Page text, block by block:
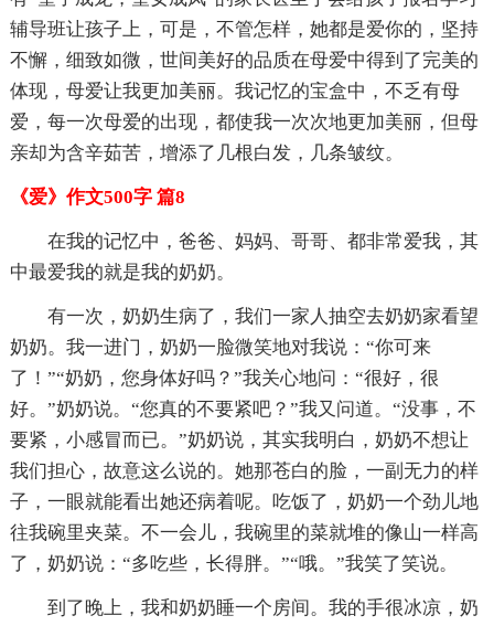
辅导班让孩子上，可是，不管怎样，她都是爱你的，坚持
不懈，细致如微，世间美好的品质在母爱中得到了完美的
体现，母爱让我更加美丽。我记忆的宝盒中，不乏有母
爱，每一次母爱的出现，都使我一次次地更加美丽，但母
亲却为含辛茹苦，增添了几根白发，几条皱纹。
《爱》作文500字 篇8
在我的记忆中，爸爸、妈妈、哥哥、都非常爱我，其
中最爱我的就是我的奶奶。
有一次，奶奶生病了，我们一家人抽空去奶奶家看望
奶奶。我一进门，奶奶一脸微笑地对我说：“你可来
了！”“奶奶，您身体好吗？”我关心地问：“很好，很
好。”奶奶说。“您真的不要紧吧？”我又问道。“没事，不
要紧，小感冒而已。”奶奶说，其实我明白，奶奶不想让
我们担心，故意这么说的。她那苍白的脸，一副无力的样
子，一眼就能看出她还病着呢。吃饭了，奶奶一个劲儿地
往我碗里夹菜。不一会儿，我碗里的菜就堆的像山一样高
了，奶奶说：“多吃些，长得胖。”“哦。”我笑了笑说。
到了晚上，我和奶奶睡一个房间。我的手很冰凉，奶